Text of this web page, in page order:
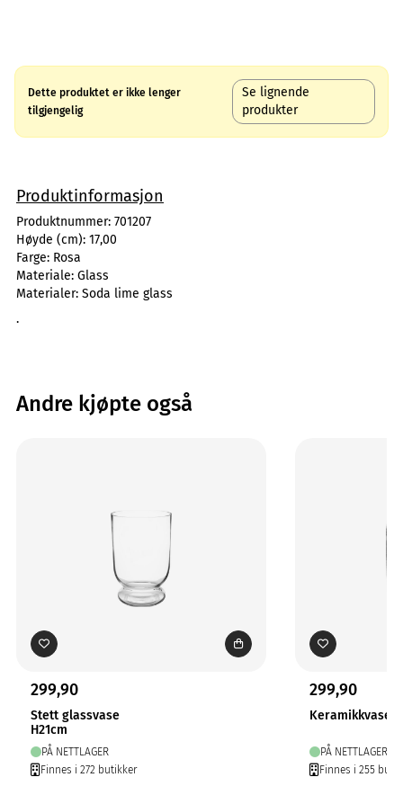
Dette produktet er ikke lenger
tilgjengelig
Se lignende
produkter
Produktinformasjon
Produktnummer: 701207
Høyde (cm): 17,00
Farge: Rosa
Materiale: Glass
Materialer: Soda lime glass
.
Andre kjøpte også
299,90
Stett glassvase
H21cm
PÅ NETTLAGER
Finnes i 272 butikker
299,90
Keramikkvase
PÅ NETTLAGER
Finnes i 255